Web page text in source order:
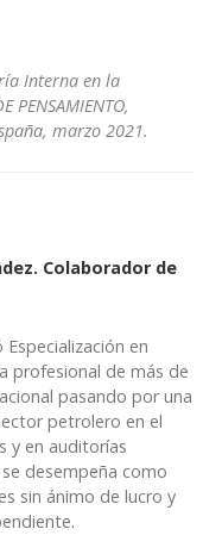
Interna en la
PENSAMIENTO,
marzo 2021.
Colaborador de
en
profesional de más de
pasando por una
petrolero en el
y en auditorías
desempeña como
sin ánimo de lucro y